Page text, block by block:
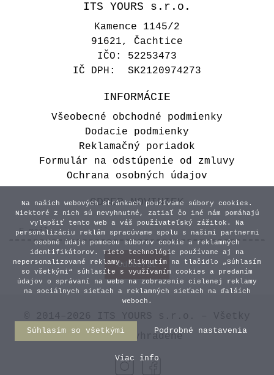
ITS YOURS s.r.o.
Kamence 1145/2
91621, Čachtice
IČO: 52253473
IČ DPH: SK2120974273
INFORMÁCIE
Všeobecné obchodné podmienky
Dodacie podmienky
Reklamačný poriadok
Formulár na odstúpenie od zmluvy
Ochrana osobných údajov
ODBER NOVINIEK
práva vyhradené
Na našich webových stránkach používame súbory cookies.
Niektoré z nich sú nevyhnutné, zatiaľ čo iné nám pomáhajú
vylepšiť tento web a váš používateľský zážitok. Na
personalizáciu reklám spracúvame spolu s našimi partnermi
osobné údaje pomocou súborov cookie a reklamných
identifikátorov. Tieto technológie používame aj na
nepersonalizované reklamy. Kliknutím na tlačidlo „Súhlasím
so všetkými“ súhlasíte s využívaním cookies a predaním
údajov o správaní na webe na zobrazenie cielenej reklamy
na sociálnych sieťach a reklamných sieťach na ďalších
weboch.
Súhlasím so všetkými Podrobné nastavenia
Viac info